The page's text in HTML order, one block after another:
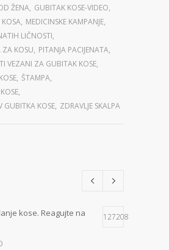
ŽENA, GUBITAK KOSE-VIDEO,
, MEDICINSKE KAMPANJE,
LIČNOSTI,
ZA KOSU, PITANJA PACIJENATA,
VEZANI ZA GUBITAK KOSE,
, ŠTAMPA,
,
GUBITKA KOSE, ZDRAVLJE SKALPA
kose. Reagujte na
127208